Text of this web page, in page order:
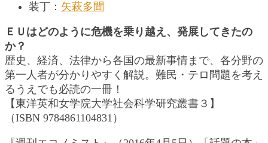
装丁： 矢萩多聞
ＥＵはどのように危機を乗り越え、発展してきたの
か？
歴史、経済、法律から各国の最新事情まで、各分野の
第一人者が分かりやすく解説。難民・テロ問題を考え
るうえでも必読の一冊！
【東洋英和女学院大学社会科学研究叢書３】
（ISBN 9784861104831）